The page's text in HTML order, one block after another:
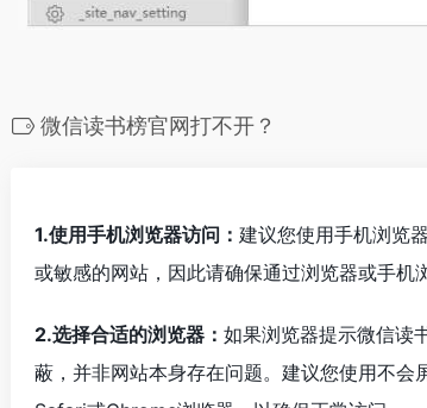
微信读书榜官网打不开？
1.使用手机浏览器访问： 建议您使用手机浏览
或敏感的网站，因此请确保通过浏览器或手机
2.选择合适的浏览器： 如果浏览器提示微信读
蔽，并非网站本身存在问题。建议您使用不